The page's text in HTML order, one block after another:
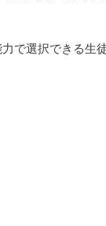
で選択できる生